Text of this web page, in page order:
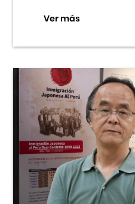
Ver más